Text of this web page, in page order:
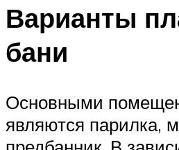
Варианты
бани
Основными
являются парилка,